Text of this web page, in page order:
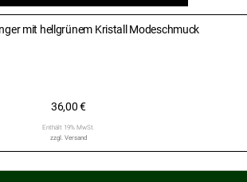
mit hellgrünem Kristall Modeschmuck
36,00€
Enthält 19% MwSt.
zzgl. Versand